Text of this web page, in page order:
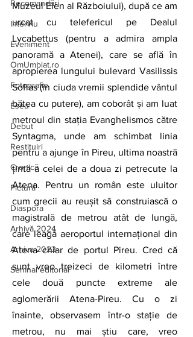
Recomandări
Interviu
Eveniment
OmUmblat.ro
Fotografie
Eseu
Debut
Restituiri
Cronică
Pictură
Diaspora
Arhivă 2024
Arhiva 2023
Semnal editorial
Muzeul Elen al Războiului), după ce am
urcat cu telefericul pe Dealul
Lycabettus (pentru a admira ampla
panoramă a Atenei), care se află în
apropierea lungului bulevard Vasilissis
Sofias (în ciuda vremii splendide vântul
bătea cu putere), am coborât și am luat
metroul din stația Evanghelismos către
Syntagma, unde am schimbat linia
pentru a ajunge în Pireu, ultima noastră
țintă a celei de a doua zi petrecute la
Atena. Pentru un român este uluitor
cum grecii au reușit să construiască o
magistrală de metrou atât de lungă,
care leagă aeroportul internațional din
Atena chiar de portul Pireu. Cred că
sunt vreo treizeci de kilometri între
cele două puncte extreme ale
aglomerării Atena-Pireu. Cu o zi
înainte, observasem într-o stație de
metrou, nu mai știu care, vreo